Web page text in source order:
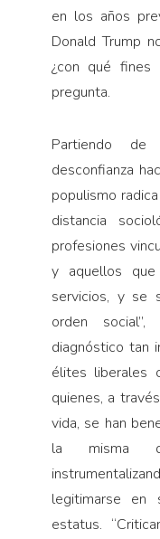
en los años
Donald Trump
¿con qué fines
pregunta.
Partiendo
desconfianza
populismo
distancia
profesiones
y aquellos
servicios, y se
orden
diagnóstico tan
élites liberales
quienes, a
vida, se han
la misma
legitimarse en
estatus.